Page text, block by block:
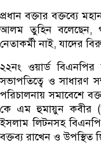
প্রধান বক্তার বক্তব্যে
আলম তুহিন বলেছেন,
নেতাকর্মী নাই, যাদের
২২নং ওয়ার্ড
সভাপতিত্বে ও
পরিচালনায় সমাবেশে
কে এম হুমায়ুন কবীর
ইসলাম লিটনসহ
বক্তব্য রাখেন ও উপস্থিত